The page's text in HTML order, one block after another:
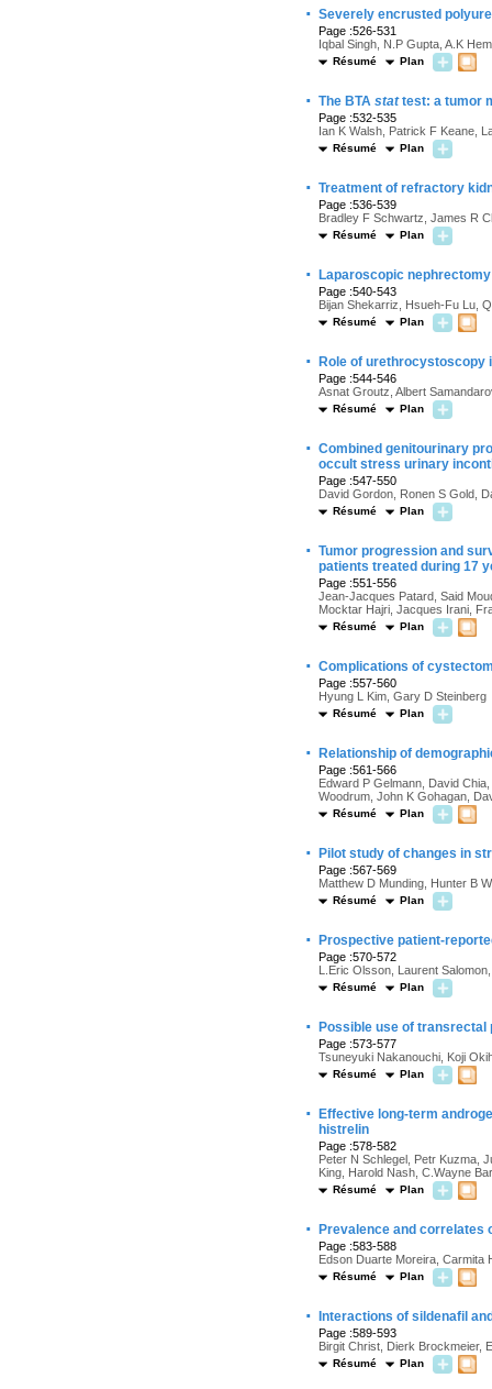
· Severely encrusted
Page :526-531
Iqbal Singh, N.P Gupta, A.K
Résumé Plan
· The BTA stattest: a tumor
Page :532-535
Ian K Walsh, Patrick F Keane,
Résumé Plan
· Treatment of refractory
Page :536-539
Bradley F Schwartz, James R
Résumé Plan
· Laparoscopic
Page :540-543
Bijan Shekarriz, Hsueh-Fu Lu,
Résumé Plan
· Role of
Page :544-546
Asnat Groutz, Albert
Résumé Plan
· Combined genitourinary
occult stress urinary
Page :547-550
David Gordon, Ronen S Gold,
Résumé Plan
· Tumor progression and
patients treated during 17
Page :551-556
Jean-Jacques Patard, Said
Mocktar Hajri, Jacques Irani,
Résumé Plan
· Complications of
Page :557-560
Hyung L Kim, Gary D Steinberg
Résumé Plan
· Relationship of
Page :561-566
Edward P Gelmann, David
Woodrum, John K Gohagan,
Résumé Plan
· Pilot study of changes in
Page :567-569
Matthew D Munding, Hunter B
Résumé Plan
· Prospective patient-
Page :570-572
L.Eric Olsson, Laurent
Résumé Plan
· Possible use of
Page :573-577
Tsuneyuki Nakanouchi, Koji
Résumé Plan
·
Effective long-term
histrelin
Page :578-582
Peter N Schlegel, Petr Kuzma,
King, Harold Nash, C.Wayne
Résumé Plan
· Prevalence and correlates
Page :583-588
Edson Duarte Moreira, Carmita
Résumé Plan
· Interactions of sildenafil
Page :589-593
Birgit Christ, Dierk Brockmeier,
Résumé Plan